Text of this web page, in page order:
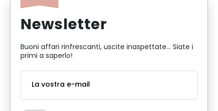
Newsletter
Buoni affari rinfrescanti, uscite inaspettate... Siate i
primi a saperlo!